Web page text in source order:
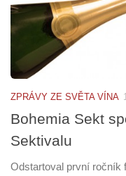
ZPRÁVY ZE SVĚTA VÍNA
Bohemia Sekt
Sektivalu
Odstartoval první ročník